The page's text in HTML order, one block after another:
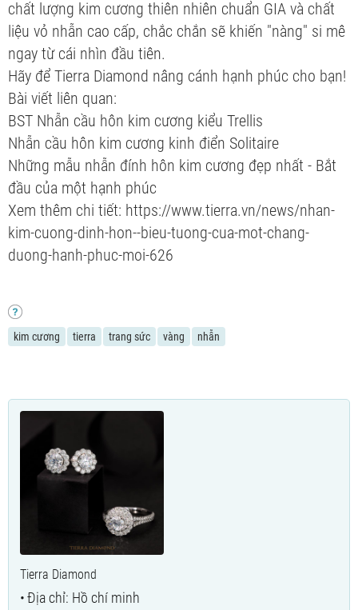
chất lượng kim cương thiên nhiên chuẩn GIA và chất
liệu vỏ nhẫn cao cấp, chắc chắn sẽ khiến "nàng" si mê
ngay từ cái nhìn đầu tiên.
Hãy để Tierra Diamond nâng cánh hạnh phúc cho bạn!
Bài viết liên quan:
BST Nhẫn cầu hôn kim cương kiểu Trellis
Nhẫn cầu hôn kim cương kinh điển Solitaire
Những mẫu nhẫn đính hôn kim cương đẹp nhất - Bắt
đầu của một hạnh phúc
Xem thêm chi tiết: https://www.tierra.vn/news/nhan-
kim-cuong-dinh-hon--bieu-tuong-cua-mot-chang-
duong-hanh-phuc-moi-626
kim cương tierra trang sức vàng nhẫn
Tierra Diamond
Địa chỉ: Hồ chí minh